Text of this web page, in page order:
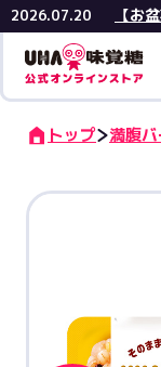
2026.07.20 【お
トップ 満腹バ